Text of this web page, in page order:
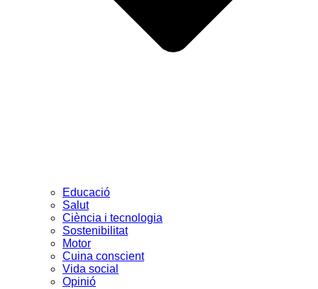
Educació
Salut
Ciència i tecnologia
Sostenibilitat
Motor
Cuina conscient
Vida social
Opinió